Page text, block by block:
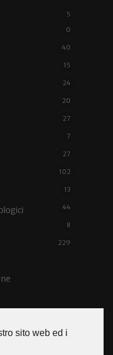
5
0
40
15
24
20
27
7
27
102
13
44
8
229
sito web ed i